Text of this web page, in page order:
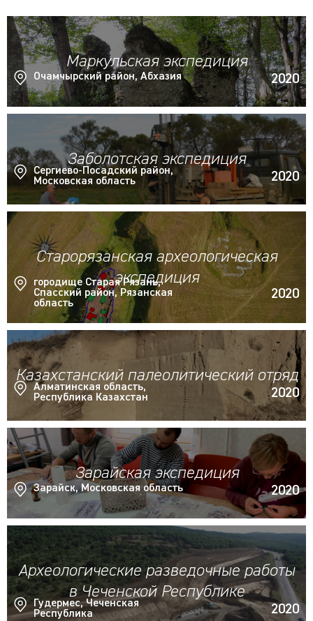
Маркульская экспедиция
Очамчырский район, Абхазия 2020
Заболотская экспедиция
Сергиево-Посадский район,
Московская область
2020
Старорязанская археологическая
экспедиция
городище Старая Рязань,
Спасский район, Рязанская
область
2020
Казахстанский палеолитический отряд
Алматинская область,
Республика Казахстан
2020
Зарайская экспедиция
Зарайск, Московская область 2020
Археологические разведочные работы
в Чеченской Республике
Гудермес, Чеченская
Республика
2020